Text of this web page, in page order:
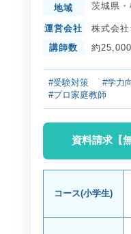
地域 茨城県 ・
運営会社
株式会
講師数
約
#受験対策 #学力
#プロ家庭教師
資料請求【無
コース(小学生)